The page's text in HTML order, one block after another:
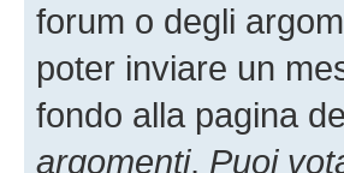
forum o degli
poter inviare un
fondo alla pagina
argomenti, Puoi